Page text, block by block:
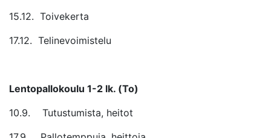
15.12. Toivekerta
17.12. Telinevoimistelu
Lentopallokoulu 1-2 lk. (To)
10.9. Tutustumista, heitot